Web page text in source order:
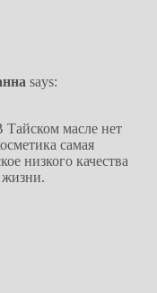
says:
Тайском масле нет
самая
низкого качества
жизни.